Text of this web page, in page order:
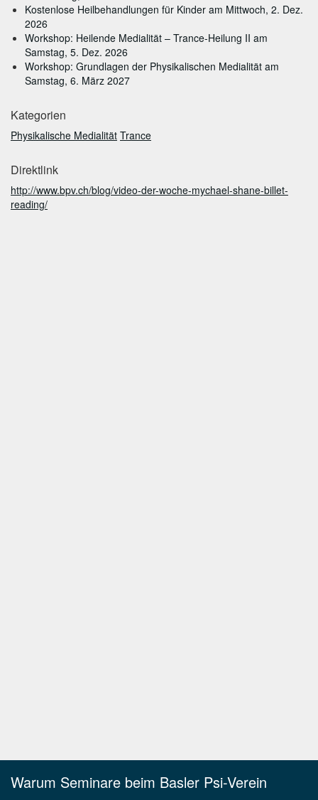
Kostenlose Heilbehandlungen für Kinder am Mittwoch, 2. Dez.
2026
Workshop: Heilende Medialität – Trance-Heilung II am
Samstag, 5. Dez. 2026
Workshop: Grundlagen der Physikalischen Medialität am
Samstag, 6. März 2027
Kategorien
Physikalische Medialität Trance
Direktlink
http://www.bpv.ch/blog/video-der-woche-mychael-shane-billet-
reading/
Warum Seminare beim Basler Psi-Verein